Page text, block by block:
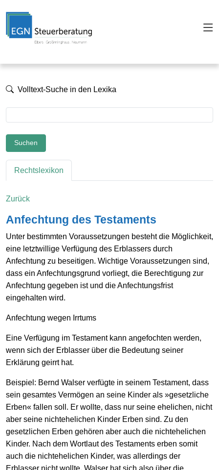
Volltext-Suche in den Lexika
Suchen
Rechtslexikon
Zurück
Anfechtung des Testaments
Unter bestimmten Voraussetzungen besteht die Möglichkeit,
eine letztwillige Verfügung des Erblassers durch
Anfechtung zu beseitigen. Wichtige Voraussetzungen sind,
dass ein Anfechtungsgrund vorliegt, die Berechtigung zur
Anfechtung gegeben ist und die Anfechtungsfrist
eingehalten wird.
Anfechtung wegen Irrtums
Eine Verfügung im Testament kann angefochten werden,
wenn sich der Erblasser über die Bedeutung seiner
Erklärung geirrt hat.
Beispiel: Bernd Walser verfügte in seinem Testament, dass
sein gesamtes Vermögen an seine Kinder als »gesetzliche
Erben« fallen soll. Er wollte, dass nur seine ehelichen, nicht
aber seine nichtehelichen Kinder Erben sind. Zu den
gesetzlichen Erben gehören aber auch die nichtehelichen
Kinder. Nach dem Wortlaut des Testaments erben somit
auch die nichtehelichen Kinder, was allerdings der
Erblasser nicht wollte. Walser hat sich also über die